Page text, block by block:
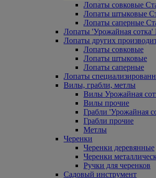
Лопаты совковые
Лопаты штыковые
Лопаты саперные
Лопаты 'Урожайная сотка'
Лопаты других
Лопаты совковые
Лопаты штыковые
Лопаты саперные
Лопаты
Вилы, грабли, метлы
Вилы Урожайная
Вилы прочие
Грабли 'Урожайная
Грабли прочие
Метлы
Черенки
Черенки деревянные
Черенки
Ручки для черенков
Садовый инструмент